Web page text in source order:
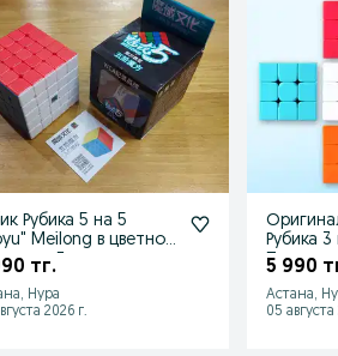
Рубика 5 на 5
Meilong в цветном
Головоломка.
тг.
Нура
2026 г.
Рубика
Подарок/
5 990
Астана,
05 августа